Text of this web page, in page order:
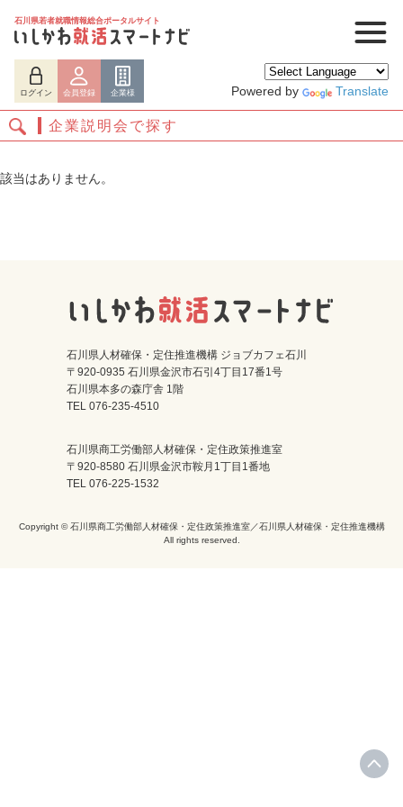
石川県若者就職情報総合ポータルサイト
ログイン 会員登録 企業様 Powered by Translate
ログイン 会員登録
企業説明会で探す
該当はありません。
石川県人材確保・定住推進機構 ジョブカフェ石川
〒920-0935 石川県金沢市石引4丁目17番1号
石川県本多の森庁舎 1階
TEL 076-235-4510
石川県商工労働部人材確保・定住政策推進室
〒920-8580 石川県金沢市鞍月1丁目1番地
TEL 076-225-1532
Copyright © 石川県商工労働部人材確保・定住政策推進室／石川県人材確保・定住推進機構
All rights reserved.